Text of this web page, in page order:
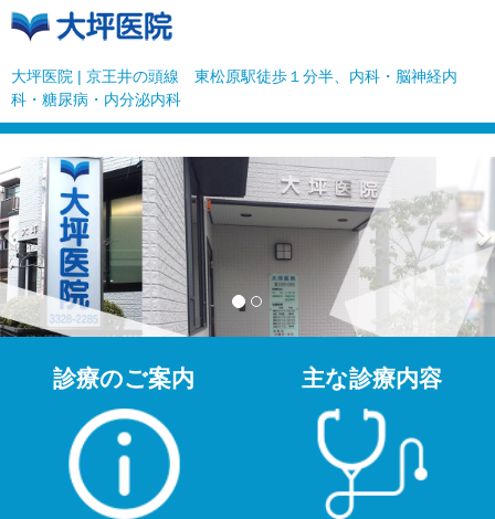
大坪医院 | 京王井の頭線 東松原駅徒歩１分半、内科・脳神経内
科・糖尿病・内分泌内科
診療のご案内 主な診療内容